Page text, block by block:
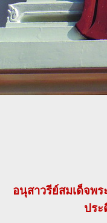
อนุสาวรีย์สมเด็จพ
ปร